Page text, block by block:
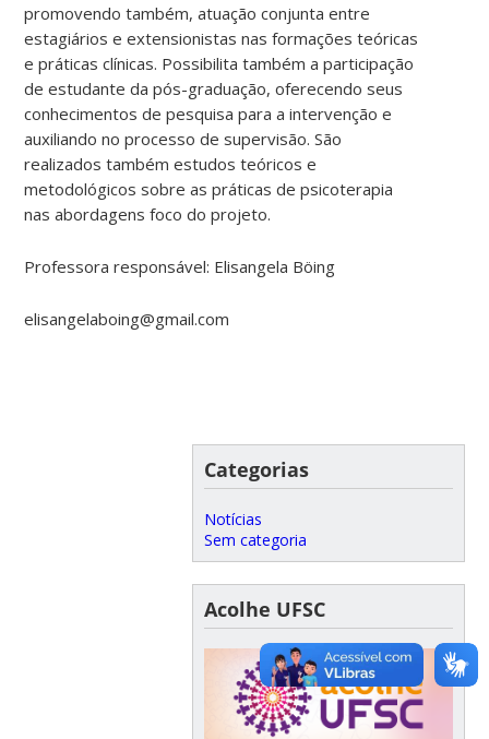
promovendo também, atuação conjunta entre
estagiários e extensionistas nas formações teóricas
e práticas clínicas. Possibilita também a participação
de estudante da pós-graduação, oferecendo seus
conhecimentos de pesquisa para a intervenção e
auxiliando no processo de supervisão. São
realizados também estudos teóricos e
metodológicos sobre as práticas de psicoterapia
nas abordagens foco do projeto.
Professora responsável: Elisangela Böing
elisangelaboing@gmail.com
Categorias
Notícias
Sem categoria
Acolhe UFSC